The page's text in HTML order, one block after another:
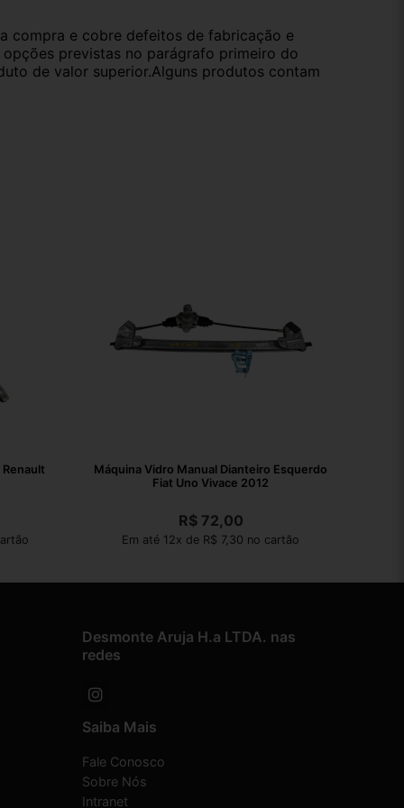
compra e cobre defeitos de fabricação e
previstas no parágrafo primeiro do
de valor superior.Alguns produtos contam
Máquina Vidro Manual Dianteiro Esquerdo
Fiat Uno Vivace 2012
R$72,00
Em até 12x de R$ 7,30 no cartão
Desmonte Aruja H.a LTDA. nas
redes
Saiba Mais
Fale Conosco
Sobre Nós
Intranet